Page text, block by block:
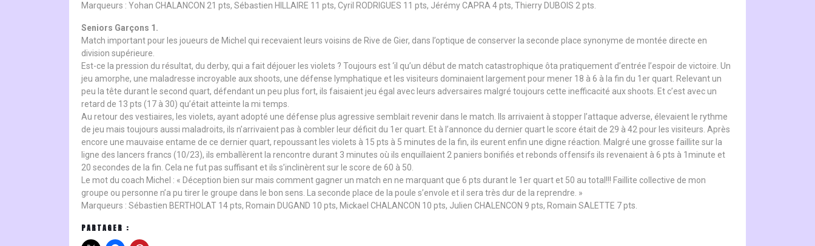
Marqueurs : Yohan CHALANCON 21 pts, Sébastien HILLAIRE 11 pts, Cyril RODRIGUES 11 pts, Jérémy CAPRA 4 pts, Thierry DUBOIS 2 pts.
Seniors Garçons 1.
Match important pour les joueurs de Michel qui recevaient leurs voisins de Rive de Gier, dans l’optique de conserver la seconde place synonyme de montée directe en
division supérieure.
Est-ce la pression du résultat, du derby, qui a fait déjouer les violets ? Toujours est ‘il qu’un début de match catastrophique ôta pratiquement d’entrée l’espoir de victoire. Un
jeu amorphe, une maladresse incroyable aux shoots, une défense lymphatique et les visiteurs dominaient largement pour mener 18 à 6 à la fin du 1er quart. Relevant un
peu la tête durant le second quart, défendant un peu plus fort, ils faisaient jeu égal avec leurs adversaires malgré toujours cette inefficacité aux shoots. Et c’est avec un
retard de 13 pts (17 à 30) qu’était atteinte la mi temps.
Au retour des vestiaires, les violets, ayant adopté une défense plus agressive semblait revenir dans le match. Ils arrivaient à stopper l’attaque adverse, élevaient le rythme
de jeu mais toujours aussi maladroits, ils n’arrivaient pas à combler leur déficit du 1er quart. Et à l’annonce du dernier quart le score était de 29 à 42 pour les visiteurs. Après
encore une mauvaise entame de ce dernier quart, repoussant les violets à 15 pts à 5 minutes de la fin, ils eurent enfin une digne réaction. Malgré une grosse faillite sur la
ligne des lancers francs (10/23), ils emballèrent la rencontre durant 3 minutes où ils enquillaient 2 paniers bonifiés et rebonds offensifs ils revenaient à 6 pts à 1minute et
20 secondes de la fin. Cela ne fut pas suffisant et ils s’inclinèrent sur le score de 60 à 50.
Le mot du coach Michel : « Déception bien sur mais comment gagner un match en ne marquant que 6 pts durant le 1er quart et 50 au total!!! Faillite collective de mon
groupe ou personne n’a pu tirer le groupe dans le bon sens. La seconde place de la poule s’envole et il sera très dur de la reprendre. »
Marqueurs : Sébastien BERTHOLAT 14 pts, Romain DUGAND 10 pts, Mickael CHALANCON 10 pts, Julien CHALENCON 9 pts, Romain SALETTE 7 pts.
PARTAGER :